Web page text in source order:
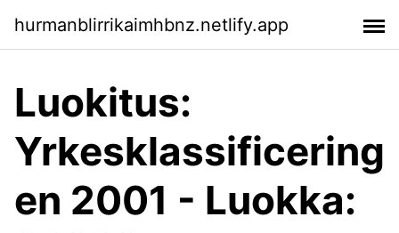
hurmanblirrikaimhbnz.netlify.app
Luokitus:
Yrkesklassificering
en 2001 - Luokka: